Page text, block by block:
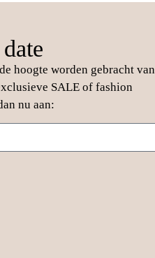
hoogte worden gebracht van
SALE of fashion
nu aan: